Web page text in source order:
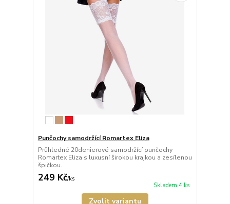
Punčochy samodržící Romartex Eliza
Průhledné 20denierové samodržící punčochy
Romartex Eliza s luxusní širokou krajkou a zesílenou
špičkou.
249 Kč/ks
Skladem 4 ks
Zvolit variantu